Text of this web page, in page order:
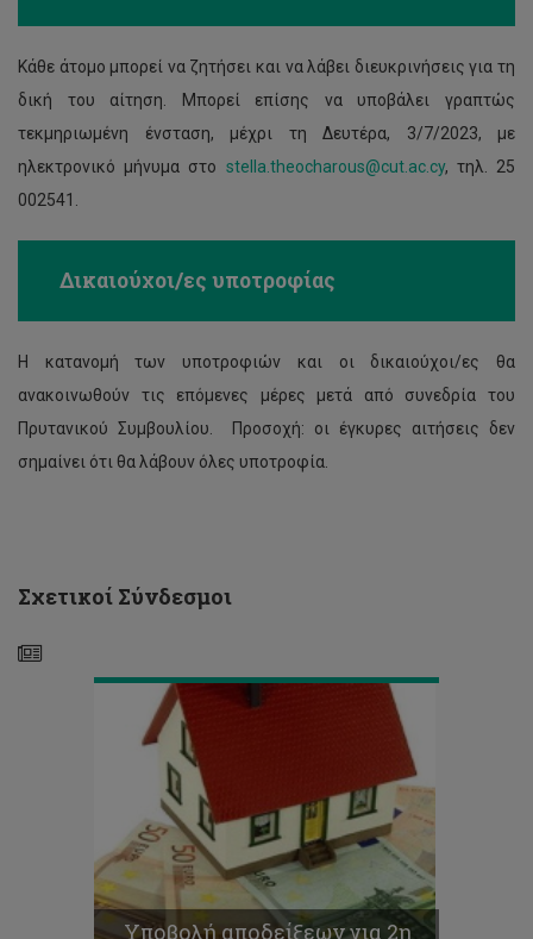
Κάθε άτομο μπορεί να ζητήσει και να λάβει διευκρινήσεις για τη
δική του αίτηση. Μπορεί επίσης να υποβάλει γραπτώς
τεκμηριωμένη ένσταση, μέχρι τη Δευτέρα, 3/7/2023, με
ηλεκτρονικό μήνυμα στο stella.theocharous@cut.ac.cy, τηλ. 25
002541.
Δικαιούχοι/ες υποτροφίας
Η κατανομή των υποτροφιών και οι δικαιούχοι/ες θα
ανακοινωθούν τις επόμενες μέρες μετά από συνεδρία του
Πρυτανικού Συμβουλίου. Προσοχή: οι έγκυρες αιτήσεις δεν
σημαίνει ότι θα λάβουν όλες υποτροφία.
Σχετικοί Σύνδεσμοι
Υποβολή
αποδείξεων
ενοικίου
2023-
Υποβολή αποδείξεων για 2η
Υποβολή
δικαιολογητικών
για
επίδομα
ενοικίου
2023-